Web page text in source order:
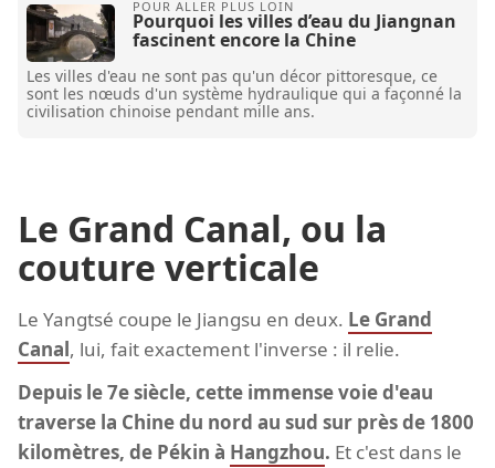
Pourquoi les villes d’eau du Jiangnan
fascinent encore la Chine
Les villes d'eau ne sont pas qu'un décor pittoresque, ce
sont les nœuds d'un système hydraulique qui a façonné la
civilisation chinoise pendant mille ans.
Le Grand Canal, ou la
couture verticale
Le Yangtsé coupe le Jiangsu en deux. Le Grand
Canal, lui, fait exactement l'inverse : il relie.
Depuis le 7e siècle, cette immense voie d'eau
traverse la Chine du nord au sud sur près de 1800
kilomètres, de Pékin à Hangzhou. Et c'est dans le